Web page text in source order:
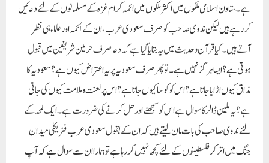
ہے۔ستاون اسلامی ملکوں میں اکثر ملکوں میں ائمہ کرام غزہ کے مسلمانوں کے لئے دعائیں
کر رہے ہیں لیکن ندوی صاحب کو صرف سعودی عرب، ان کے أئمہ اور علماء ہی نظر
آتے ہیں۔ کیا قرآن وحدیث میں یہ بتایا گیا ہے کہ دعا صرف حرمین شریفین میں قبول
ہوتی ہے ؟ ایسا ہرگز نہیں ہے۔ تو پھر صرف سعودیہ پر یہ اعتراض کیوں ہے؟ سعودیہ کا
مذاق کیوں اڑایا جاتا ہے؟ اس کو کوسا کیوں جاتا ہے؟ اس پر لعنت وملامت کیوں کی جاتی
ہے؟ یہ ملین ڈالر کا سوال ہے اس کو سمجھنے اور حل کرنے کی ضرورت ہے۔ ایک لمحہ کے
لئے ندوی صاحب کی بات مان لیتے ہیں کہ ان کے بقول سعودی عرب فزیکلی میدان
جنگ میں اتر کر فلسطینوں کے لئے کچھ نہیں کر رہا ہے تو ہمارا ان سے سوال ہے کہ آپ